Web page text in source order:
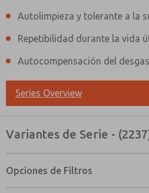
Autolimpieza y tolerante a la
Repetibilidad durante la vida
Autocompensación del
Series Overview
Variantes de Serie -
Opciones de Filtros